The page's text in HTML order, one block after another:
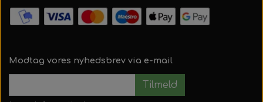
Modtag vores nyhedsbrev via e-mail
Tilmeld